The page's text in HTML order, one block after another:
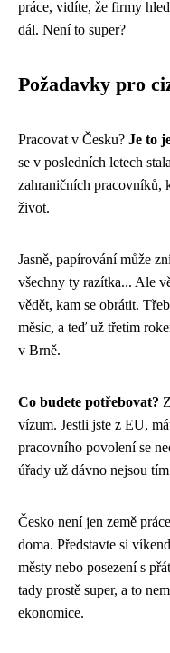
práce, vidíte, že firmy
dál. Není to super?
Požadavky pro
Pracovat v Česku? Je to
se v posledních letech
zahraničních pracovníků,
život.
Jasně, papírování může
všechny ty razítka... Ale
vědět, kam se obrátit.
měsíc, a teď už třetím
v Brně.
Co budete potřebovat?
vízum. Jestli jste z EU,
pracovního povolení se
úřady už dávno nejsou
Česko není jen země
doma. Představte si
městy nebo posezení s
tady prostě super, a to
ekonomice.